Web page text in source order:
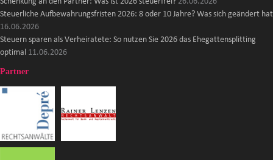
Steuerliche Aufbewahrungsfristen 2026: 8 oder 10 Jahre? Was sich geändert hat
16.06.2026
Steuern sparen als Verheiratete: So nutzen Sie 2026 das Ehegattensplitting
optimal 11.06.2026
Partner